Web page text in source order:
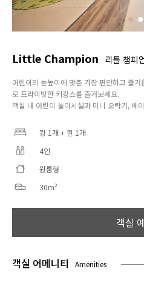
Little Champion 리틀 챔피
어린이의 눈높이에 맞춘 가장 편안하고 즐
로 프라이빗한 키캉스를 즐겨보세요.
객실 내 어린이 놀이시설과 미니 오락기, 베
킹 1개 + 퀸 1개
4인
원룸형
30m²
객실
객실 어메니티 Amenities